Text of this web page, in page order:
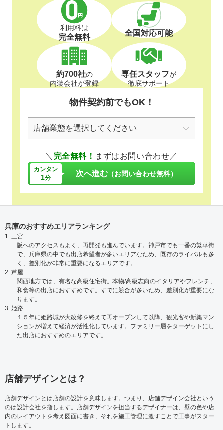
利用料は
完全無料 全国対応可能
約700社の
内装会社が登録
専任スタッフが
徹底サポート
物件契約前でもOK！
＼ 完全無料！ まずはお問い合わせ／
カンタン
1分 次へ進む （お問い合わせ無料）
兵庫のおすすめエリアランキング
1. 三宮
阪へのアクセスもよく、再開発も進んでいます。神戸市でも一番の繁華街
で、兵庫県の中でも出店希望者が多いエリアなため、既存のライバルも多
く、差別化が非常に重要になるエリアです。
2. 芦屋
関西地方では、有名な高級住宅街。本物/高級志向のイタリアやフレンチ、
和食等の出店におすすめです。すでに競合が多いため、差別化が重要にな
ります。
3. 姫路
１５年に姫路城が大改修を終えて再オープンして以降、観光客や新築マン
ションが増えて経済が活性化しています。ファミリー層をターゲットにし
た出店におすすめのエリアです。
店舗デザインとは？
店舗デザインとは店舗の設計を意味します。つまり、店舗デザイン会社という
のは設計会社を指します。店舗デザインを担当するデザイナーは、壁の色や店
内のレイアウトを考え図面に書き、それを施工管理に渡すことで工事がスター
トします。